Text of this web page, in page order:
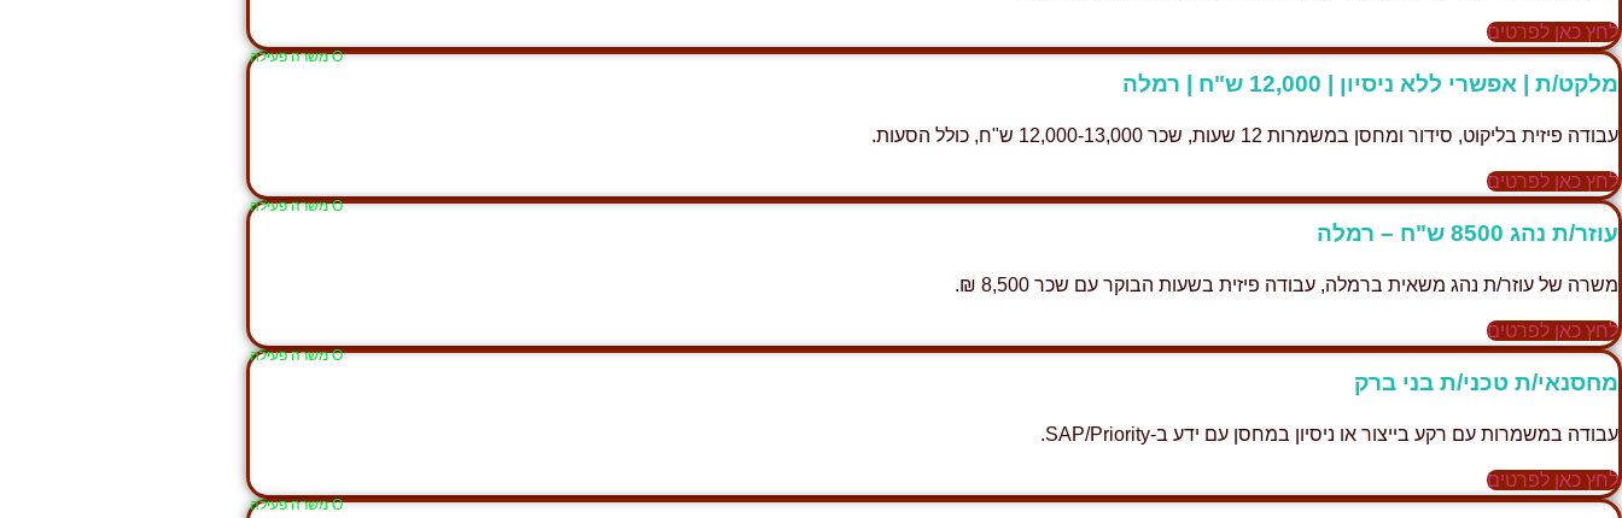
לחץ כאן לפרטים
Ο משרה פעילה
מלקט/ת | אפשרי ללא ניסיון | 12,000 ש"ח | רמלה
עבודה פיזית בליקוט, סידור ומחסן במשמרות 12 שעות, שכר 12,000-13,000 ש"ח, כולל הסעות.
לחץ כאן לפרטים
Ο משרה פעילה
עוזר/ת נהג 8500 ש"ח – רמלה
משרה של עוזר/ת נהג משאית ברמלה, עבודה פיזית בשעות הבוקר עם שכר 8,500 ₪.
לחץ כאן לפרטים
Ο משרה פעילה
מחסנאי/ת טכני/ת בני ברק
עבודה במשמרות עם רקע בייצור או ניסיון במחסן עם ידע ב-SAP/Priority.
לחץ כאן לפרטים
Ο משרה פעילה